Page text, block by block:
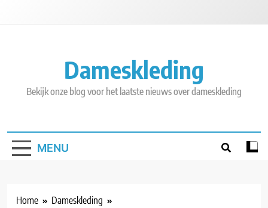
Dameskleding
Bekijk onze blog voor het laatste nieuws over dameskleding
MENU
Home
Dameskleding